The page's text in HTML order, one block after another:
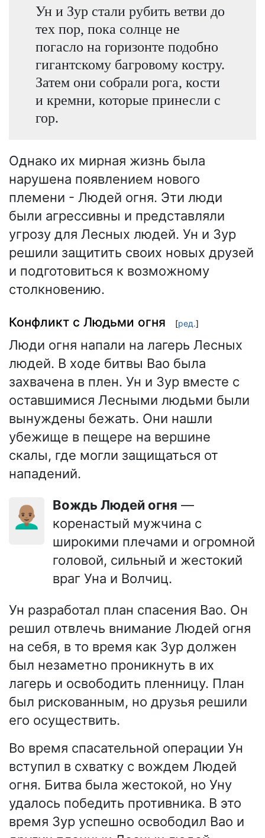
Ун и Зур стали рубить ветви до
тех пор, пока солнце не
погасло на горизонте подобно
гигантскому багровому костру.
Затем они собрали рога, кости
и кремни, которые принесли с
гор.
Однако их мирная жизнь была
нарушена появлением нового
племени - Людей огня. Эти люди
были агрессивны и представляли
угрозу для Лесных людей. Ун и Зур
решили защитить своих новых друзей
и подготовиться к возможному
столкновению.
Конфликт с Людьми огня [ред.]
Люди огня напали на лагерь Лесных
людей. В ходе битвы Вао была
захвачена в плен. Ун и Зур вместе с
оставшимися Лесными людьми были
вынуждены бежать. Они нашли
убежище в пещере на вершине
скалы, где могли защищаться от
нападений.
👨🏽‍🦲 Вождь Людей огня —
коренастый мужчина с
широкими плечами и огромной
головой, сильный и жестокий
враг Уна и Волчиц.
Ун разработал план спасения Вао. Он
решил отвлечь внимание Людей огня
на себя, в то время как Зур должен
был незаметно проникнуть в их
лагерь и освободить пленницу. План
был рискованным, но друзья решили
его осуществить.
Во время спасательной операции Ун
вступил в схватку с вождем Людей
огня. Битва была жестокой, но Уну
удалось победить противника. В это
время Зур успешно освободил Вао и